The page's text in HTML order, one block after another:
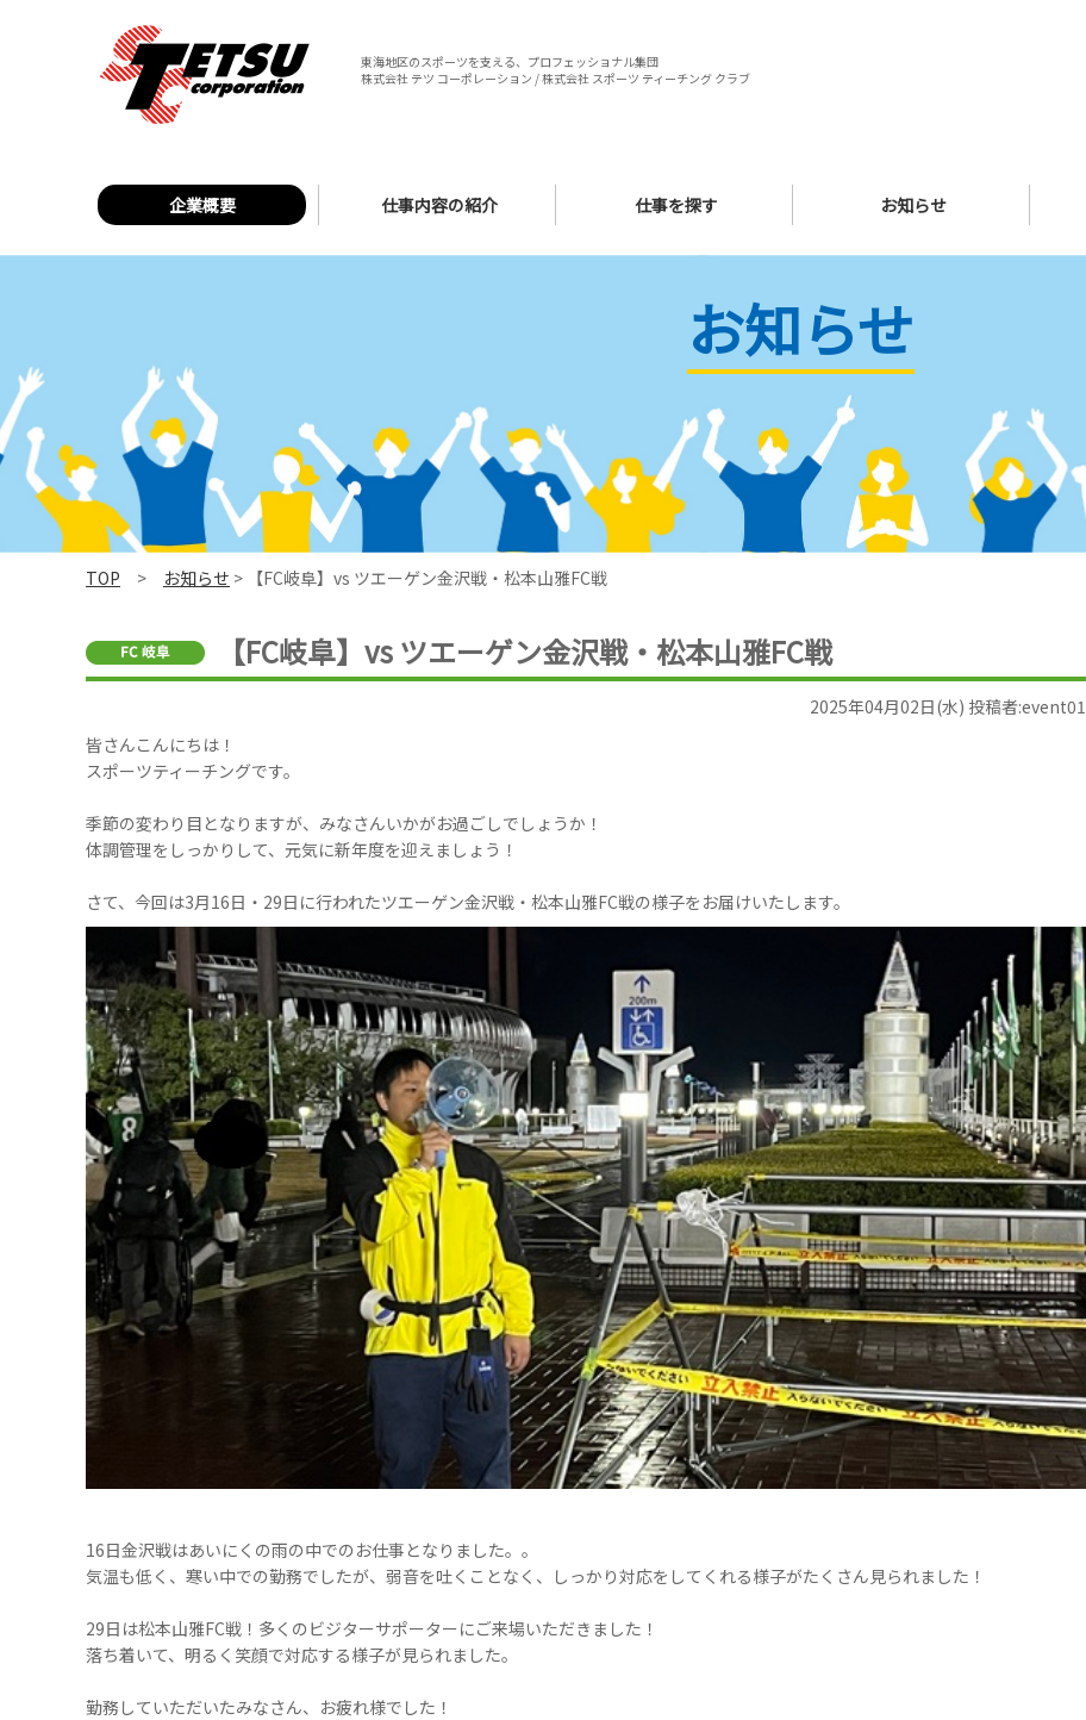
東海地区のスポーツを支える、プロフェッショナル集団
株式会社 テツ コーポレーション / 株式会社 スポーツ ティーチング クラブ
企業概要 仕事内容の紹介 仕事を探す お知らせ
お知らせ
TOP > お知らせ > 【FC岐阜】vs ツエーゲン金沢戦・松本山雅FC戦
【FC岐阜】vs ツエーゲン金沢戦・松本山雅FC戦
2025年04月02日(水) 投稿者:event01
皆さんこんにちは！
スポーツティーチングです。
季節の変わり目となりますが、みなさんいかがお過ごしでしょうか！
体調管理をしっかりして、元気に新年度を迎えましょう！
さて、今回は3月16日・29日に行われたツエーゲン金沢戦・松本山雅FC戦の様子をお届けいたします。
16日金沢戦はあいにくの雨の中でのお仕事となりました。。
気温も低く、寒い中での勤務でしたが、弱音を吐くことなく、しっかり対応をしてくれる様子がたくさん見られました！
29日は松本山雅FC戦！多くのビジターサポーターにご来場いただきました！
落ち着いて、明るく笑顔で対応する様子が見られました。
勤務していただいたみなさん、お疲れ様でした！